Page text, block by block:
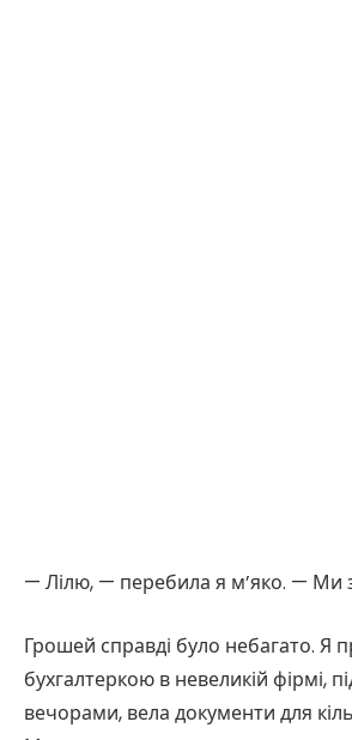
— Лілю, — перебила я м’яко. — Ми
Грошей справді було небагато. Я
бухгалтеркою в невеликій фірмі,
вечорами, вела документи для